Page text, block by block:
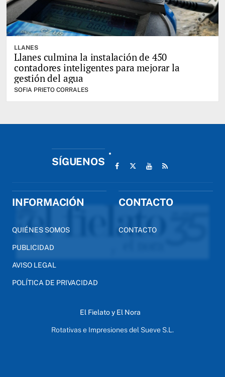
LLANES
Llanes culmina la instalación de 450
contadores inteligentes para mejorar la
gestión del agua
SOFIA PRIETO CORRALES
SÍGUENOS
INFORMACIÓN
QUIÉNES SOMOS
PUBLICIDAD
AVISO LEGAL
POLÍTICA DE PRIVACIDAD
CONTACTO
CONTACTO
El Fielato y El Nora
Rotativas e Impresiones del Sueve S.L.